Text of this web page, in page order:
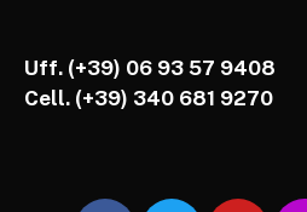
Uff. (+39) 06 93 57 9408
Cell. (+39) 340 681 9270